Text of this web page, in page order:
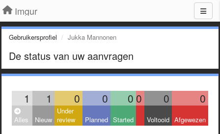
Imgur
Gebruikersprofiel Jukka Mannonen
De status van uw aanvragen
1 1 0 0 0 0 0 0
Alles Nieuw
Under
review
Planned Started Voltooid Afgewezen